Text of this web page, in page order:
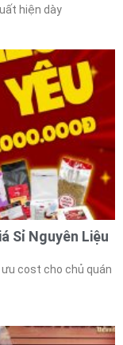
hiện dày
Sỉ Nguyên Liệu
cost cho chủ quán